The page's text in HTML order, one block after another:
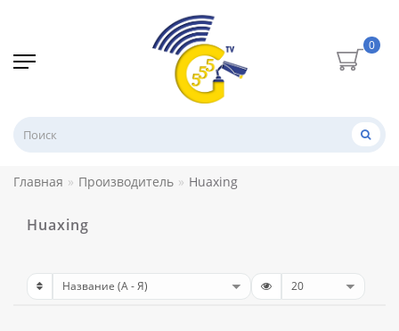
0
Главная Производитель Huaxing
Huaxing